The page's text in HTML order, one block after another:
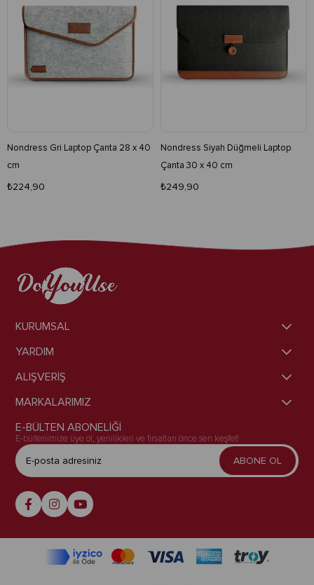
Nondress Gri Laptop Çanta 28 x 40
cm
₺224,90
Nondress Siyah Düğmeli Laptop
Çanta 30 x 40 cm
₺249,90
KURUMSAL
YARDIM
ALIŞVERİŞ
MARKALARIMIZ
E-BÜLTEN ABONELİĞİ
E-bültenimize üye ol, yenilikleri ve fırsatları önce sen keşfet!
ABONE OL